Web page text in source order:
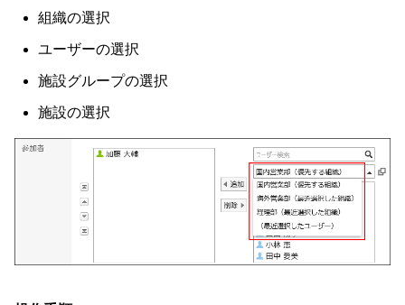
組織の選択
ユーザーの選択
施設グループの選択
施設の選択